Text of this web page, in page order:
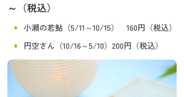
～（税込）
小瀬の若鮎（5/11～10/15） 160円（税込）
円空さん（10/16～5/10）200円（税込）